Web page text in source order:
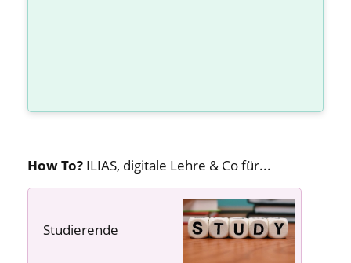
How To? ILIAS, digitale Lehre & Co für...
Studierende